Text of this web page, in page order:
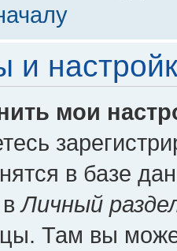
и
мои
в базе
вЛичный
Там вы